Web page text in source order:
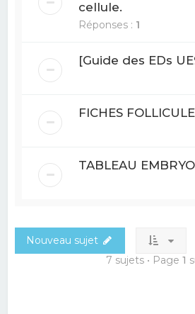
cellule.
Réponses : 1
[Guide des EDs
FICHES
TABLEAU
Nouveau sujet
7 sujets • Page 1